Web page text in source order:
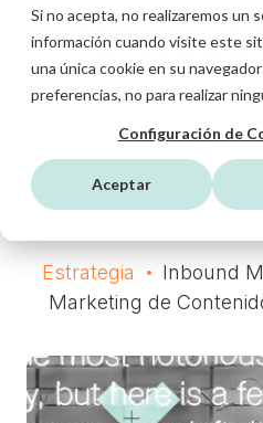
Si no acepta, no realizaremos un
información cuando visite este
una única cookie en su
preferencias, no para realizar
Configuración de
Aceptar
Digital,
mucho más en
Estrategia Inbound
Marketing de